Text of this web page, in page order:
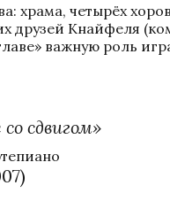
храма, четырёх
друзей Кнайфеля
важную роль
сдвигом»